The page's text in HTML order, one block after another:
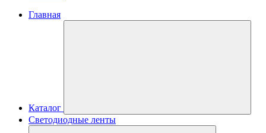
Главная
Каталог
Светодиодные ленты